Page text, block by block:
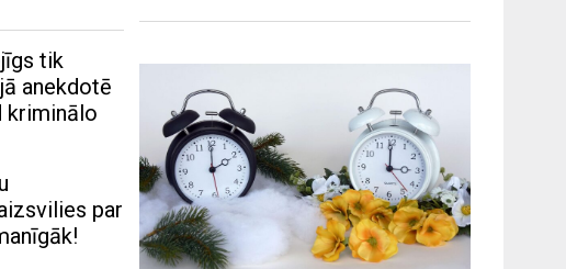
tik
anekdotē
kriminālo
par